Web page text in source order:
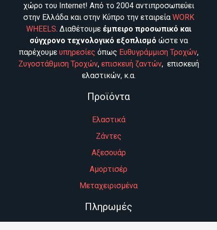
χώρο του Internet! Από το 2004 αντιπροσωπεύει
στην Ελλάδα και στην Κύπρο την εταιρεία WORK
WHEELS. Διαθέτουμε έμπειρο προσωπικό και
σύγχρονο τεχνολογικό εξοπλισμό ώστε να
παρέχουμε υπηρεσίες όπως Ευθυγράμμιση Τροχών,
Ζυγοστάθμιση Τροχών, επισκευή ζαντών, επισκευή
ελαστικών, κ.α.
Προϊόντα
Ελαστικά
Ζάντες
Αξεσουάρ
Αμορτισέρ
Μεταχειρισμένα
Πληρωμές